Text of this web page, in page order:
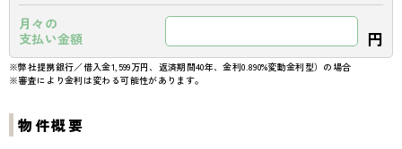
月々の
支払い金額
円
※弊社提携銀行／借入金1,599万円、返済期間40年、金利0.890%変動金利型）の場合
※審査により金利は変わる可能性があります。
物件概要